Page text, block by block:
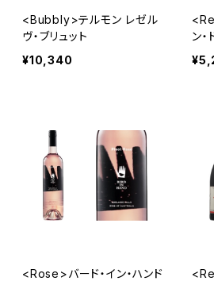
<Bubbly>テルモン レゼル
ヴ・ブリュット
¥10,340
ン・
<Rose>バード・イン・ハンド